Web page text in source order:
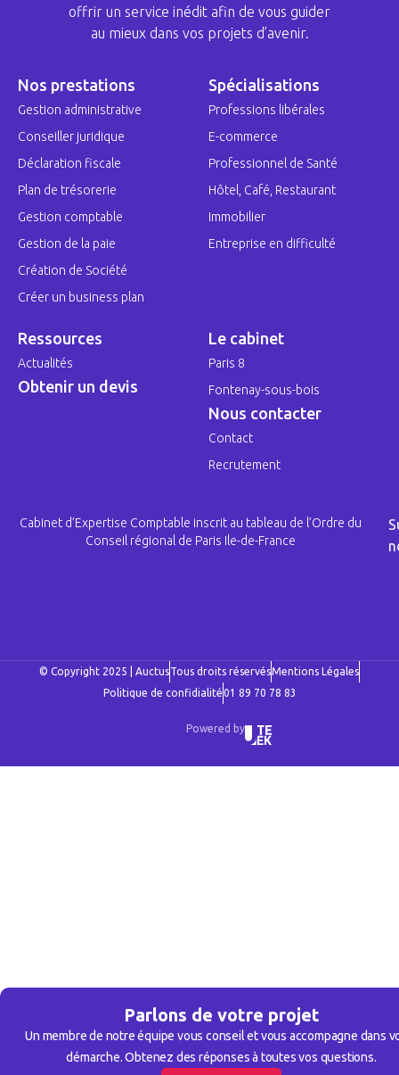
Parlons de votre projet
Un membre de notre équipe vous conseil et vous accompagne dans
démarche. Obtenez des réponses à toutes vos questions.
offrir un service inédit afin de vous guider
au mieux dans vos projets d’avenir.
Nos prestations
Gestion administrative
Conseiller juridique
Déclaration fiscale
Plan de trésorerie
Gestion comptable
Gestion de la paie
Création de Société
Créer un business plan
Spécialisations
Professions libérales
E-commerce
Professionnel de Santé
Hôtel, Café, Restaurant
Immobilier
Entreprise en difficulté
Ressources
Actualités
Obtenir un devis
Le cabinet
Paris 8
Fontenay-sous-bois
Nous contacter
Contact
Recrutement
Cabinet d’Expertise Comptable inscrit au tableau de l’Ordre du
Conseil régional de Paris Ile-de-France
© Copyright 2025 | AuctusTous droits réservésMentions Légales
Politique de confidialité01 89 70 78 83
Powered by